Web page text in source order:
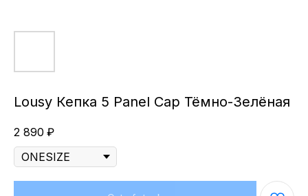
Lousy Кепка 5 Panel Cap Тёмно-Зелёная
2 890 ₽